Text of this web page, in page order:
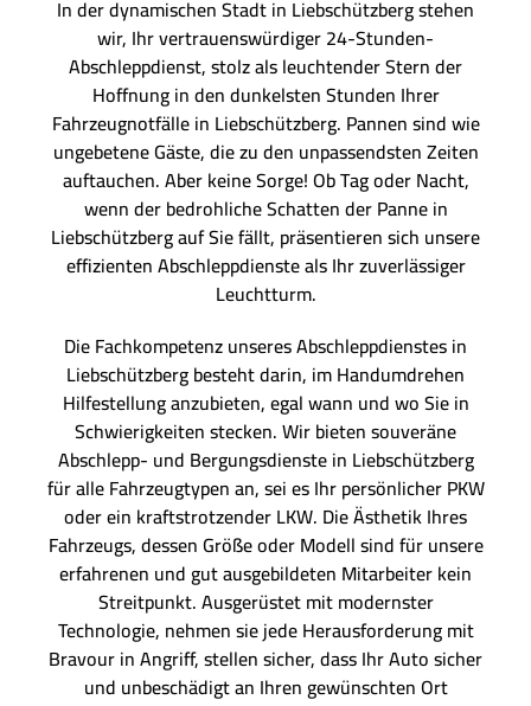
In der dynamischen Stadt in Liebschützberg stehen
wir, Ihr vertrauenswürdiger 24-Stunden-
Abschleppdienst, stolz als leuchtender Stern der
Hoffnung in den dunkelsten Stunden Ihrer
Fahrzeugnotfälle in Liebschützberg. Pannen sind wie
ungebetene Gäste, die zu den unpassendsten Zeiten
auftauchen. Aber keine Sorge! Ob Tag oder Nacht,
wenn der bedrohliche Schatten der Panne in
Liebschützberg auf Sie fällt, präsentieren sich unsere
effizienten Abschleppdienste als Ihr zuverlässiger
Leuchtturm.
Die Fachkompetenz unseres Abschleppdienstes in
Liebschützberg besteht darin, im Handumdrehen
Hilfestellung anzubieten, egal wann und wo Sie in
Schwierigkeiten stecken. Wir bieten souveräne
Abschlepp- und Bergungsdienste in Liebschützberg
für alle Fahrzeugtypen an, sei es Ihr persönlicher PKW
oder ein kraftstrotzender LKW. Die Ästhetik Ihres
Fahrzeugs, dessen Größe oder Modell sind für unsere
erfahrenen und gut ausgebildeten Mitarbeiter kein
Streitpunkt. Ausgerüstet mit modernster
Technologie, nehmen sie jede Herausforderung mit
Bravour in Angriff, stellen sicher, dass Ihr Auto sicher
und unbeschädigt an Ihren gewünschten Ort